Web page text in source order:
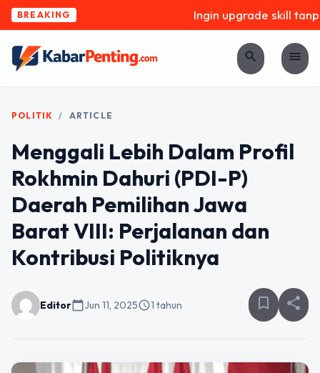
BREAKING Ingin upgrade skill
search menu
POLITIK / ARTICLE
Menggali Lebih Dalam Profil
Rokhmin Dahuri (PDI-P)
Daerah Pemilihan Jawa
Barat VIII: Perjalanan dan
Kontribusi Politiknya
Editorcalendar_todayJun 11, 2025schedule1 tahun bookmark_border share